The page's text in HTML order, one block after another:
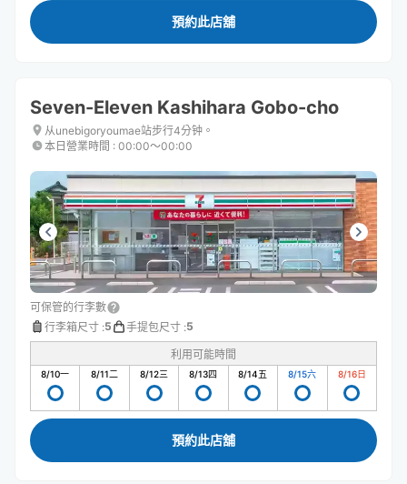
預約此店舖
Seven-Eleven Kashihara Gobo-cho
从unebigoryoumae站步行4分钟。
本日營業時間 : 00:00〜00:00
可保管的行李數
行李箱尺寸 :5 手提包尺寸 :5
利用可能時間
8/10一 8/11二 8/12三 8/13四 8/14五 8/15六 8/16日
預約此店舖